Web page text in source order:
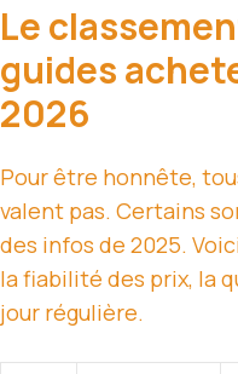
Le
guides
2026
Pour être honnête,
valent pas. Certains
des infos de 2025.
la fiabilité des prix, la
jour régulière.